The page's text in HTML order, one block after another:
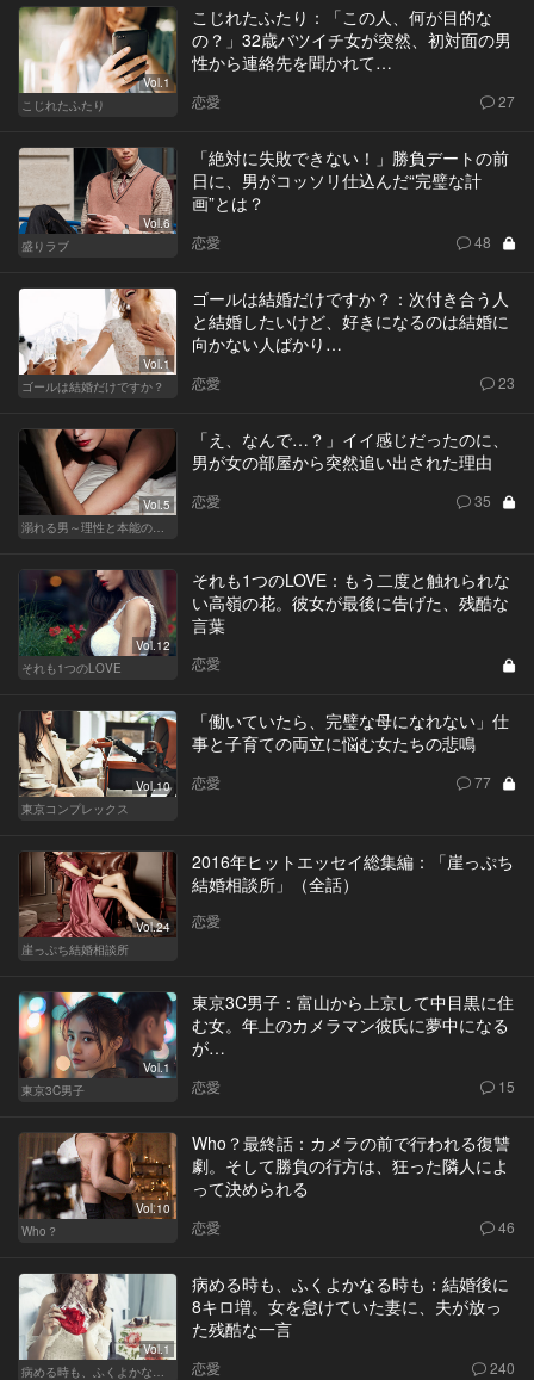
Vol.1
こじれたふたり
こじれたふたり：「この人、何が目的な
の？」32歳バツイチ女が突然、初対面の男
性から連絡先を聞かれて…
恋愛 27
Vol.6
盛りラブ
「絶対に失敗できない！」勝負デートの前
日に、男がコッソリ仕込んだ“完璧な計
画”とは？
恋愛 48
Vol.1
ゴールは結婚だけですか？
ゴールは結婚だけですか？：次付き合う人
と結婚したいけど、好きになるのは結婚に
向かない人ばかり…
恋愛 23
Vol.5
「え、なんで…？」イイ感じだったのに、
男が女の部屋から突然追い出された理由
恋愛 35
Vol.12
それも1つのLOVE
それも1つのLOVE：もう二度と触れられな
い高嶺の花。彼女が最後に告げた、残酷な
言葉
恋愛
Vol.10
東京コンプレックス
「働いていたら、完璧な母になれない」仕
事と子育ての両立に悩む女たちの悲鳴
恋愛 77
Vol.24
崖っぷち結婚相談所
2016年ヒットエッセイ総集編：「崖っぷち
結婚相談所」（全話）
恋愛
Vol.1
東京3C男子
東京3C男子：富山から上京して中目黒に住
む女。年上のカメラマン彼氏に夢中になる
が…
恋愛 15
Vol.10
Who？
Who？最終話：カメラの前で行われる復讐
劇。そして勝負の行方は、狂った隣人によ
って決められる
恋愛 46
Vol.1
病める時も、ふくよかなる時も：結婚後に
8キロ増。女を怠けていた妻に、夫が放っ
た残酷な一言
恋愛 240